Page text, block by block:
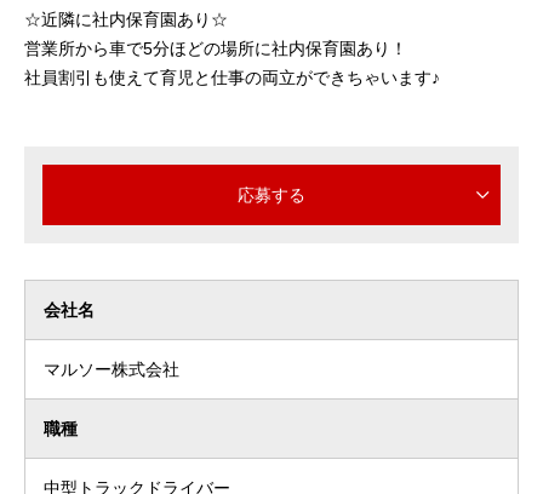
☆近隣に社内保育園あり☆
営業所から車で5分ほどの場所に社内保育園あり！
社員割引も使えて育児と仕事の両立ができちゃいます♪
応募する
会社名
マルソー株式会社
職種
中型トラックドライバー